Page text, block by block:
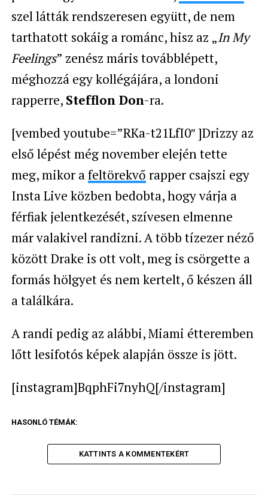
szel látták rendszeresen együtt, de nem
tarthatott sokáig a románc, hisz az „In My
Feelings” zenész máris továbblépett,
méghozzá egy kollégájára, a londoni
rapperre, Stefflon Don-ra.
[vembed youtube=”RKa-t21LfI0″ ]Drizzy az
első lépést még november elején tette
meg, mikor afeltörekvő rapper csajszi egy
Insta Live közben bedobta, hogy várja a
férfiak jelentkezését, szívesen elmenne
már valakivel randizni. A több tízezer néző
között Drake is ott volt, meg is csörgette a
formás hölgyet és nem kertelt, ő készen áll
a találkára.
A randi pedig az alábbi, Miami étteremben
lőtt lesifotós képek alapján össze is jött.
[instagram]BqphFi7nyhQ[/instagram]
HASONLÓ TÉMÁK:
KATTINTS A KOMMENTEKÉRT